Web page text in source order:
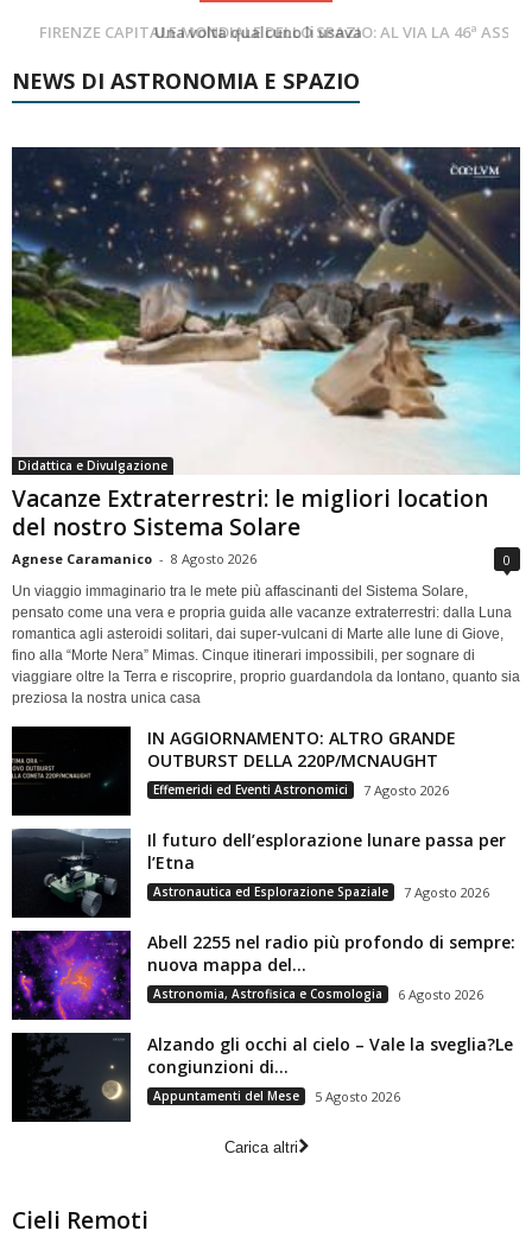
FIRENZE CAPITALE MONDIALE DELLO SPAZIO: AL VIA LA 46ª ASSEMBLEA SCIENTIFICA DEL COSPAR
Cielo del Mese di Agosto 2026
NEWS DI ASTRONOMIA E SPAZIO
Didattica e Divulgazione
Vacanze Extraterrestri: le migliori location
del nostro Sistema Solare
Agnese Caramanico - 8 Agosto 2026 0
Un viaggio immaginario tra le mete più affascinanti del Sistema Solare,
pensato come una vera e propria guida alle vacanze extraterrestri: dalla Luna
romantica agli asteroidi solitari, dai super-vulcani di Marte alle lune di Giove,
fino alla “Morte Nera” Mimas. Cinque itinerari impossibili, per sognare di
viaggiare oltre la Terra e riscoprire, proprio guardandola da lontano, quanto sia
preziosa la nostra unica casa
IN AGGIORNAMENTO: ALTRO GRANDE
OUTBURST DELLA 220P/MCNAUGHT
Effemeridi ed Eventi Astronomici 7 Agosto 2026
Il futuro dell’esplorazione lunare passa per
l’Etna
Astronautica ed Esplorazione Spaziale 7 Agosto 2026
Abell 2255 nel radio più profondo di sempre:
nuova mappa del...
Astronomia, Astrofisica e Cosmologia 6 Agosto 2026
Alzando gli occhi al cielo – Vale la sveglia?Le
congiunzioni di...
Appuntamenti del Mese 5 Agosto 2026
Carica altri
Cieli Remoti